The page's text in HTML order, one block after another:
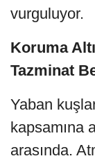
vurguluyor.
Koruma
Tazminat
Yaban
kapsamına
arasında.